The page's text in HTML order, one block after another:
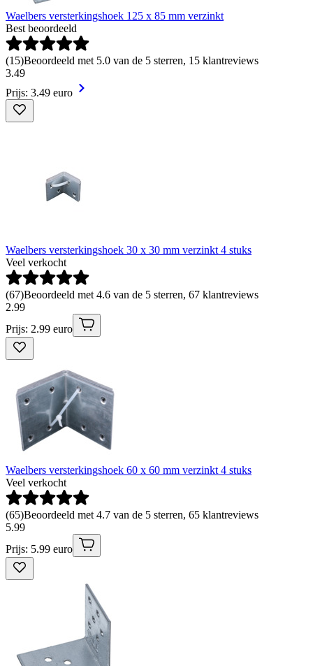
Waelbers versterkingshoek 125 x 85 mm verzinkt
Best beoordeeld
(15)Beoordeeld met 5.0 van de 5 sterren, 15 klantreviews
3.49
Prijs: 3.49 euro
Waelbers versterkingshoek 30 x 30 mm verzinkt 4 stuks
Veel verkocht
(67)Beoordeeld met 4.6 van de 5 sterren, 67 klantreviews
2.99
Prijs: 2.99 euro
Waelbers versterkingshoek 60 x 60 mm verzinkt 4 stuks
Veel verkocht
(65)Beoordeeld met 4.7 van de 5 sterren, 65 klantreviews
5.99
Prijs: 5.99 euro